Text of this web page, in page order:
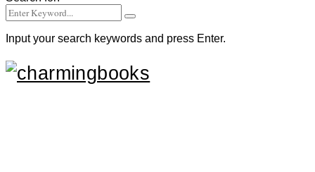
Input your search keywords and press Enter.